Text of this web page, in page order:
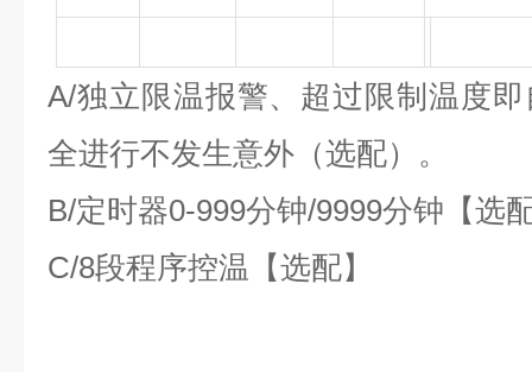
A/独立限温报警、超过限制温度
全进行不发生意外（选配）。
B/定时器0-999分钟/9999分钟【选
C/8段程序控温【选配】